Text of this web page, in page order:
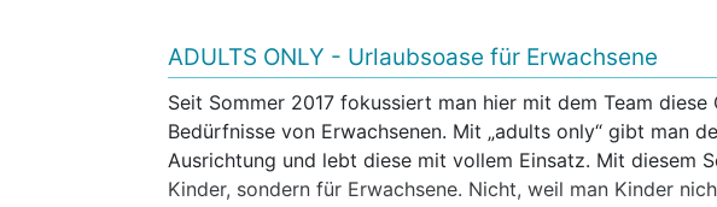
ADULTS ONLY - Urlaubsoase für Erwachsene
Seit Sommer 2017 fokussiert man hier mit dem Team
Bedürfnisse von Erwachsenen. Mit „adults only“ gibt man
Ausrichtung und lebt diese mit vollem Einsatz. Mit diesem
Kinder, sondern für Erwachsene. Nicht, weil man Kinder